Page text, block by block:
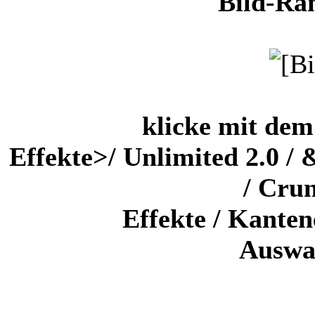
klicke mit
Effekte>/ Unlimited 2.0 /
/
Effekte /